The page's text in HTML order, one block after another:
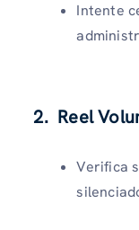
Intente
2. Reel
Verifica